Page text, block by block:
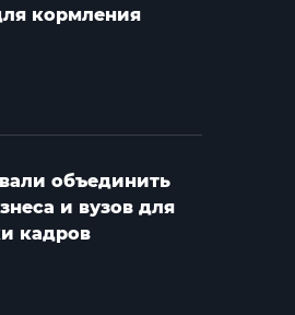
кормления
объединить
и вузов для
кадров